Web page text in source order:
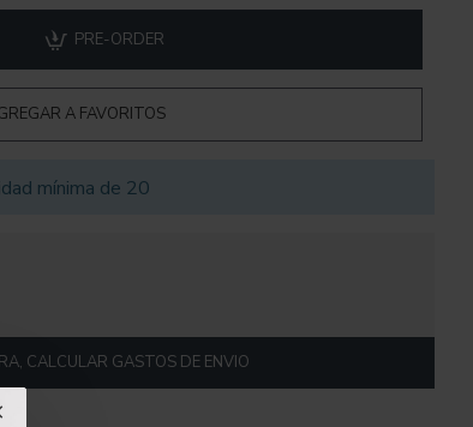
PRE-ORDER
A FAVORITOS
mínima de 20
CALCULAR GASTOS DE ENVIO